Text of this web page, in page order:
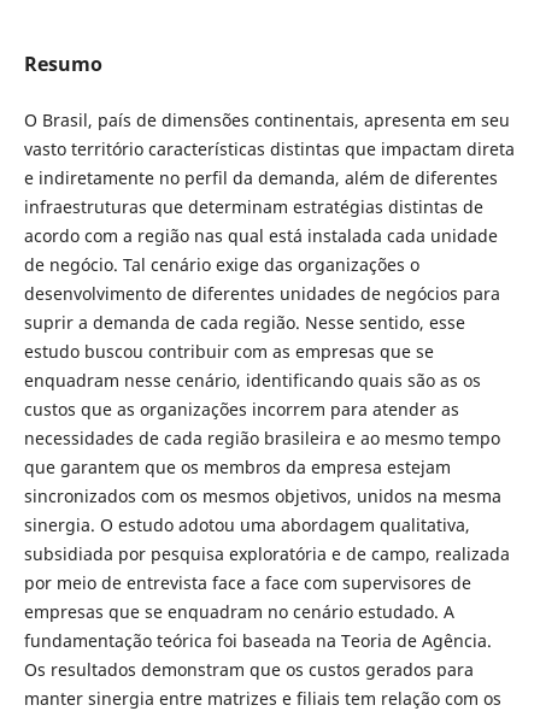
Resumo
O Brasil, país de dimensões continentais, apresenta em seu
vasto território características distintas que impactam direta
e indiretamente no perfil da demanda, além de diferentes
infraestruturas que determinam estratégias distintas de
acordo com a região nas qual está instalada cada unidade
de negócio. Tal cenário exige das organizações o
desenvolvimento de diferentes unidades de negócios para
suprir a demanda de cada região. Nesse sentido, esse
estudo buscou contribuir com as empresas que se
enquadram nesse cenário, identificando quais são as os
custos que as organizações incorrem para atender as
necessidades de cada região brasileira e ao mesmo tempo
que garantem que os membros da empresa estejam
sincronizados com os mesmos objetivos, unidos na mesma
sinergia. O estudo adotou uma abordagem qualitativa,
subsidiada por pesquisa exploratória e de campo, realizada
por meio de entrevista face a face com supervisores de
empresas que se enquadram no cenário estudado. A
fundamentação teórica foi baseada na Teoria de Agência.
Os resultados demonstram que os custos gerados para
manter sinergia entre matrizes e filiais tem relação com os